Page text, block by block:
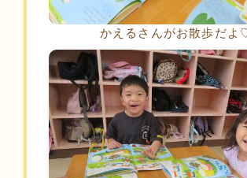
かえるさんがお散歩だよ